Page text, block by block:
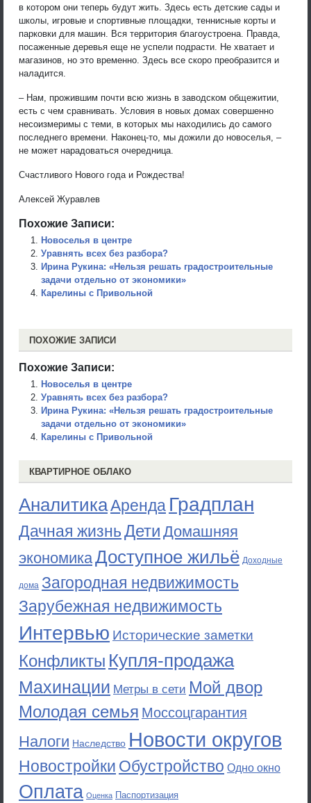
в котором они теперь будут жить. Здесь есть детские сады и
школы, игровые и спортивные площадки, теннисные корты и
парковки для машин. Вся территория благоустроена. Правда,
посаженные деревья еще не успели подрасти. Не хватает и
магазинов, но это временно. Здесь все скоро преобразится и
наладится.
– Нам, прожившим почти всю жизнь в заводском общежитии,
есть с чем сравнивать. Условия в новых домах совершенно
несоизмеримы с теми, в которых мы находились до самого
последнего времени. Наконец-то, мы дожили до новоселья, –
не может нарадоваться очередница.
Счастливого Нового года и Рождества!
Алексей Журавлев
Похожие Записи:
Новоселья в центре
Уравнять всех без разбора?
Ирина Рукина: «Нельзя решать градостроительные
задачи отдельно от экономики»
Карелины с Привольной
ПОХОЖИЕ ЗАПИСИ
Похожие Записи:
Новоселья в центре
Уравнять всех без разбора?
Ирина Рукина: «Нельзя решать градостроительные
задачи отдельно от экономики»
Карелины с Привольной
КВАРТИРНОЕ ОБЛАКО
АналитикаАренда Градплан
Дачная жизньДети Домашняя
экономикаДоступное жильё Доходные
дома Загородная недвижимость
Зарубежная недвижимость
Интервью Исторические заметки
Конфликты Купля-продажа
Махинации Метры в сети Мой двор
Молодая семья Моссоцгарантия
Налоги Наследство Новости округов
Новостройки Обустройство Одно окно
Оплата Оценка Паспортизация